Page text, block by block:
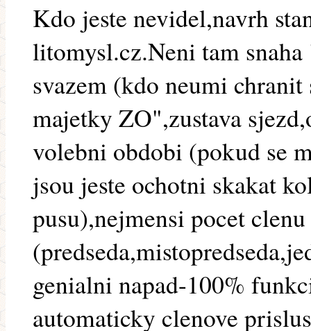
Kdo jeste nevidel,navrh
litomysl.cz.Neni tam
svazem (kdo neumi
majetky ZO",zustava
volebni obdobi (pokud se
jsou jeste ochotni skakat
pusu),nejmensi pocet
genialni napad-100%
automaticky clenove